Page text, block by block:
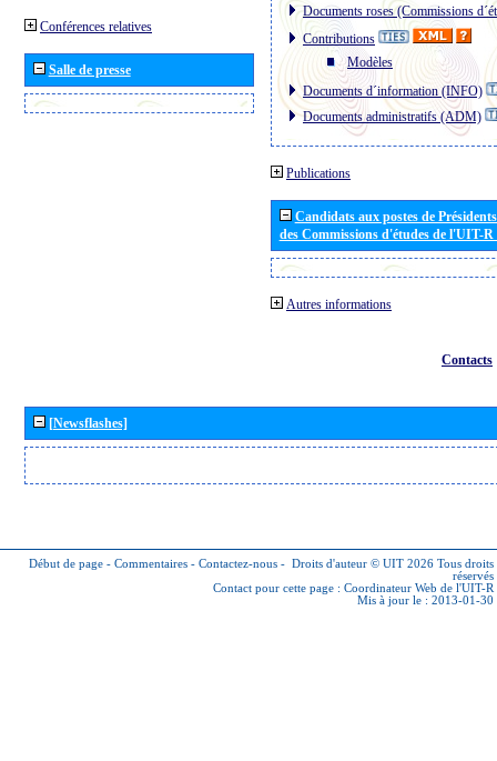
Conférences relatives
Salle de presse
Documents roses (Commissions
Contributions
Modèles
Documents d´information (INFO)
Documents administratifs (ADM)
Publications
Candidats aux postes de
des Commissions d'études de l'UIT-
Autres informations
Contacts
[Newsflashes]
Début de page - Commentaires - Contactez-nous - Droits d'auteur © UIT 2026 Tous droits
réservés
Contact pour cette page : Coordinateur Web de l'UIT-R
Mis à jour le : 2013-01-30